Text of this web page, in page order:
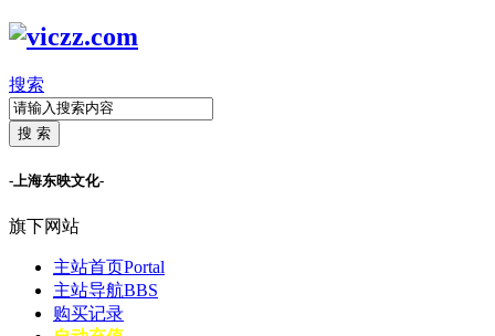
搜索
搜 索
-上海东映文化-
旗下网站
主站首页Portal
主站导航BBS
购买记录